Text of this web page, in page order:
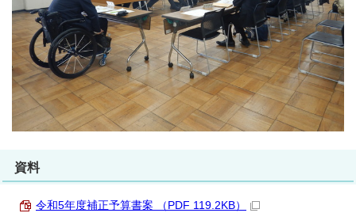
資料
令和5年度補正予算書案 （PDF 119.2KB）